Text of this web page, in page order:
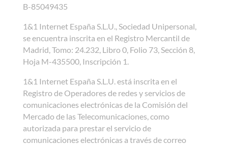
B-85049435
1&1 Internet España S.L.U., Sociedad Unipersonal,
se encuentra inscrita en el Registro Mercantil de
Madrid, Tomo: 24.232, Libro 0, Folio 73, Sección 8,
Hoja M-435500, Inscripción 1.
1&1 Internet España S.L.U. está inscrita en el
Registro de Operadores de redes y servicios de
comunicaciones electrónicas de la Comisión del
Mercado de las Telecomunicaciones, como
autorizada para prestar el servicio de
comunicaciones electrónicas a través de correo